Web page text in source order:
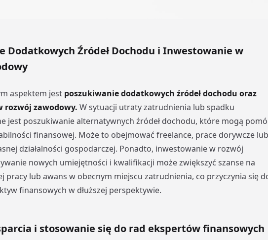
Dodatkowych Źródeł Dochodu i Inwestowanie w
aspektem jest poszukiwanie dodatkowych źródeł dochodu oraz
rozwój zawodowy. W sytuacji utraty zatrudnienia lub spadku
jest poszukiwanie alternatywnych źródeł dochodu, które mogą
finansowej. Może to obejmować freelance, prace dorywcze lub
działalności gospodarczej. Ponadto, inwestowanie w rozwój
nowych umiejętności i kwalifikacji może zwiększyć szanse na
pracy lub awans w obecnym miejscu zatrudnienia, co przyczynia się
finansowych w dłuższej perspektywie.
i stosowanie się do rad ekspertów finansowych